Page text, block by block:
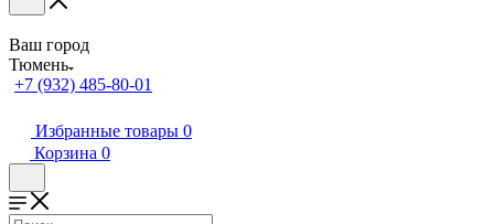
Ваш город
Тюмень
+7 (932) 485-80-01
Избранные товары 0
Корзина 0